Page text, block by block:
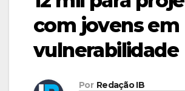
com jovens em
vulnerabilidade
Por Redação IB